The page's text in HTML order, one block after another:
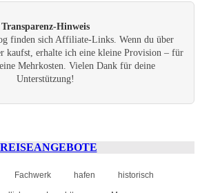
Transparenz-Hinweis
finden sich Affiliate-Links. Wenn du über
kaufst, erhalte ich eine kleine Provision – für
Mehrkosten. Vielen Dank für deine
Unterstützung!
REISEANGEBOTE
Fachwerk hafen historisch